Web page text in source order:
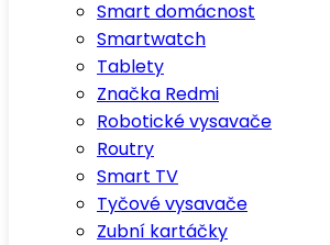
Smart domácnost
Smartwatch
Tablety
Značka Redmi
Robotické vysavače
Routry
Smart TV
Tyčové vysavače
Zubní kartáčky